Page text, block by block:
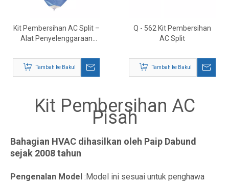
Kit Pembersihan AC Split –
Alat Penyelenggaraan
untuk HVAC
Tambah ke Bakul
Q - 562 Kit Pembersihan
AC Split
Tambah ke Bakul
Kit Pembersihan AC
Pisah
Bahagian HVAC dihasilkan oleh Paip Dabund
sejak 2008 tahun
Pengenalan Model :Model ini sesuai untuk penghawa